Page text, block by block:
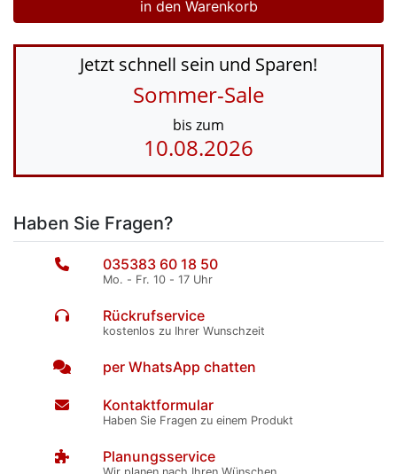
Jetzt schnell sein und Sparen!
Sommer-Sale
bis zum
10.08.2026
Haben Sie Fragen?
035383 60 18 50
Mo. - Fr. 10 - 17 Uhr
Rückrufservice
kostenlos zu Ihrer Wunschzeit
per WhatsApp chatten
Kontaktformular
Haben Sie Fragen zu einem Produkt
Planungsservice